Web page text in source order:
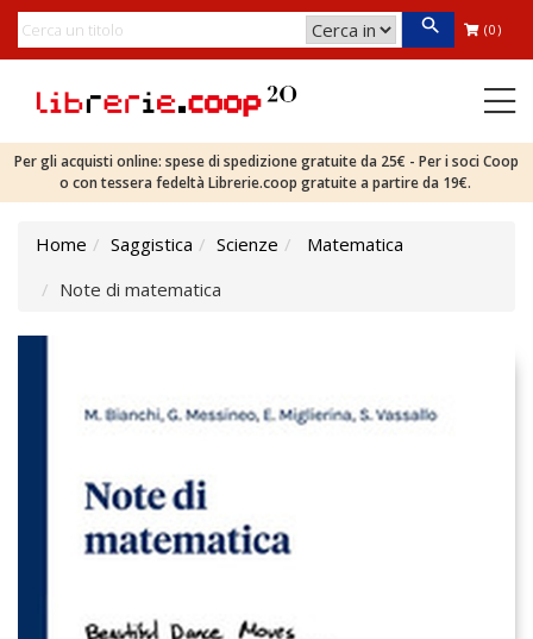
(0)
Per gli acquisti online: spese di spedizione gratuite da 25€ - Per i soci Coop
o con tessera fedeltà Librerie.coop gratuite a partire da 19€.
Home Saggistica Scienze
Matematica
Note di matematica